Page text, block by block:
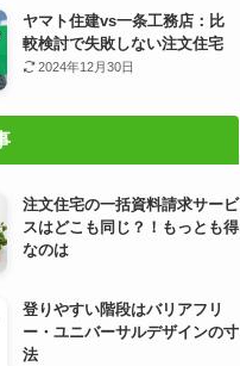
ヤマト住建vs一条工務店：比
較検討で失敗しない注文住宅
2024年12月30日
注文住宅の一括資料請求サービ
スはどこも同じ？！もっとも得
なのは
登りやすい階段はバリアフリ
ー・ユニバーサルデザインの寸
法